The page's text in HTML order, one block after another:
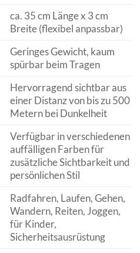
ca. 35 cm Länge x 3 cm
Breite (flexibel anpassbar)
Geringes Gewicht, kaum
spürbar beim Tragen
Hervorragend sichtbar aus
einer Distanz von bis zu 500
Metern bei Dunkelheit
Verfügbar in verschiedenen
auffälligen Farben für
zusätzliche Sichtbarkeit und
persönlichen Stil
Radfahren, Laufen, Gehen,
Wandern, Reiten, Joggen,
für Kinder,
Sicherheitsausrüstung